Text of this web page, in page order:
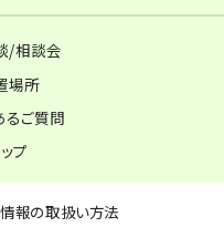
/相談会
場所
るご質問
プ
報の取扱い方法